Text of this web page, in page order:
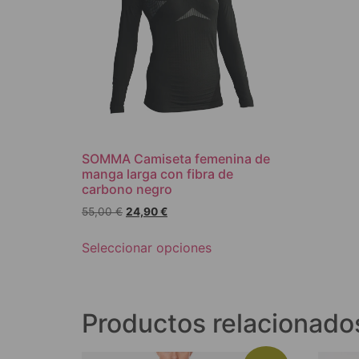
SOMMA Camiseta femenina de
manga larga con fibra de
carbono negro
55,00€ 24,90€
Seleccionar opciones
Productos